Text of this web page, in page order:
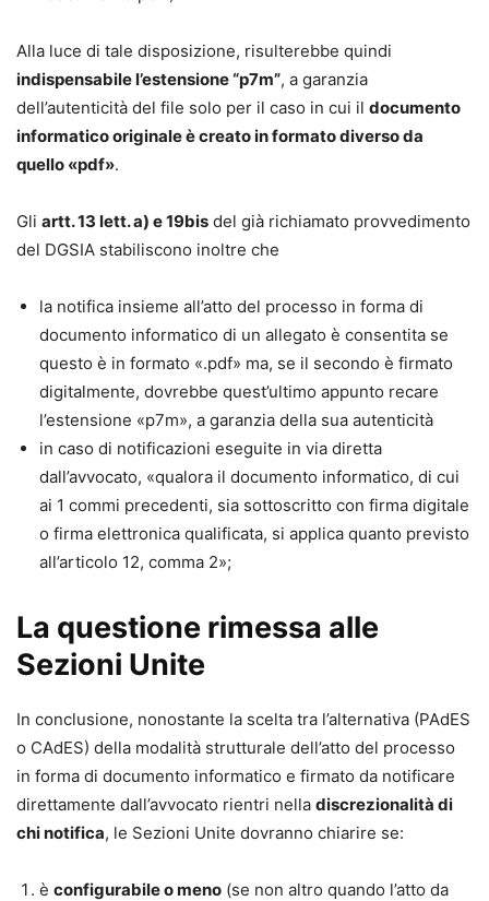
Alla luce di tale disposizione, risulterebbe quindi
indispensabile l’estensione “p7m”, a garanzia
dell’autenticità del file solo per il caso in cui il documento
informatico originale è creato in formato diverso da
quello «pdf».
Gli artt. 13 lett. a) e 19bis del già richiamato provvedimento
del DGSIA stabiliscono inoltre che
la notifica insieme all’atto del processo in forma di
documento informatico di un allegato è consentita se
questo è in formato «.pdf» ma, se il secondo è firmato
digitalmente, dovrebbe quest’ultimo appunto recare
l’estensione «p7m», a garanzia della sua autenticità
in caso di notificazioni eseguite in via diretta
dall’avvocato, «qualora il documento informatico, di cui
ai 1 commi precedenti, sia sottoscritto con firma digitale
o firma elettronica qualificata, si applica quanto previsto
all’articolo 12, comma 2»;
La questione rimessa alle
Sezioni Unite
In conclusione, nonostante la scelta tra l’alternativa (PAdES
o CAdES) della modalità strutturale dell’atto del processo
in forma di documento informatico e firmato da notificare
direttamente dall’avvocato rientri nella discrezionalità di
chi notifica, le Sezioni Unite dovranno chiarire se:
è configurabile o meno (se non altro quando l’atto da